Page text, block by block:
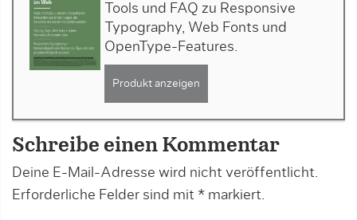
Tools und FAQ zu Responsive
Typography, Web Fonts und
OpenType-Features.
Produkt anzeigen
Schreibe einen Kommentar
Deine E-Mail-Adresse wird nicht veröffentlicht.
Erforderliche Felder sind mit * markiert.